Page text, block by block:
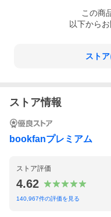
この商
以下から
スト
ストア情報
bookfanプレミアム
ストア評価
4.62
140,967件の評価を見る